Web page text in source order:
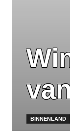
BINNENLAND